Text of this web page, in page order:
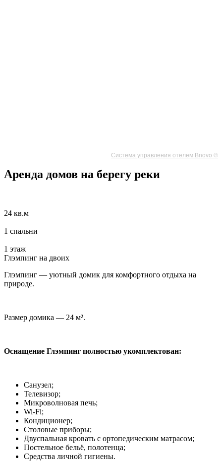
Система управления отелем Bnovo ©
Аренда домов на берегу реки
24 кв.м
1 спальни
1 этаж
Глэмпинг на двоих
Глэмпинг — уютный домик для комфортного отдыха на
природе.
Размер домика — 24 м².
Оснащение Глэмпинг полностью укомплектован:
Санузел;
Телевизор;
Микроволновая печь;
Wi-Fi;
Кондиционер;
Столовые приборы;
Двуспальная кровать с ортопедическим матрасом;
Постельное бельё, полотенца;
Средства личной гигиены.